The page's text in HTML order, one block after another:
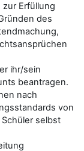
Erfüllung
des
ihr/sein
beantragen.
nach
von
selbst